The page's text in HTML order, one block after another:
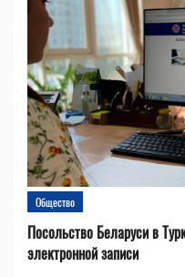
Общество
Посольство Беларуси в
электронной записи